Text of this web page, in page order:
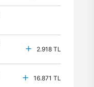
2.918 TL
16.871 TL